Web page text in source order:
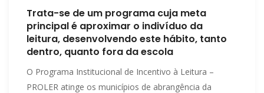
Trata-se de um programa cuja meta
principal é aproximar o indivíduo da
leitura, desenvolvendo este hábito, tanto
dentro, quanto fora da escola
O Programa Institucional de Incentivo à Leitura –
PROLER atinge os municípios de abrangência da